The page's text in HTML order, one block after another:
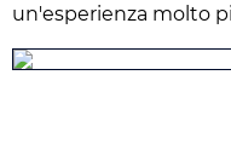
un'esperienza molto